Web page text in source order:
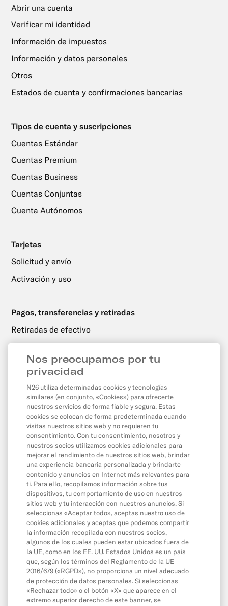
Abrir una cuenta
Verificar mi identidad
Información de impuestos
Información y datos personales
Otros
Estados de cuenta y confirmaciones bancarias
Tipos de cuenta y suscripciones
Cuentas Estándar
Cuentas Premium
Cuentas Business
Cuentas Conjuntas
Cuenta Autónomos
Tarjetas
Solicitud y envío
Activación y uso
Pagos, transferencias y retiradas
Retiradas de efectivo
Transferencias
Domiciliaciones y transferencias programadas
Pagos con tarjeta y por internet
Saldo y límites
App y herramientas
La app
Cash26
Contacta con N26
Wallet digitales
Invita a un amigo
MoneyBeam
Cuenta de Ahorro N26
N26 SIM
Descubierto y crédito
Ahorro e inversiones
Nos preocupamos por tu
privacidad
N26 utiliza determinadas cookies y tecnologías
similares (en conjunto, «Cookies») para ofrecerte
nuestros servicios de forma fiable y segura. Estas
cookies se colocan de forma predeterminada cuando
visitas nuestros sitios web y no requieren tu
consentimiento. Con tu consentimiento, nosotros y
nuestros socios utilizamos cookies adicionales para
mejorar el rendimiento de nuestros sitios web, brindar
una experiencia bancaria personalizada y brindarte
contenido y anuncios en Internet más relevantes para
ti. Para ello, recopilamos información sobre tus
dispositivos, tu comportamiento de uso en nuestros
sitios web y tu interacción con nuestros anuncios. Si
seleccionas «Aceptar todo», aceptas nuestro uso de
cookies adicionales y aceptas que podemos compartir
la información recopilada con nuestros socios,
algunos de los cuales pueden estar ubicados fuera de
la UE, como en los EE. UU. Estados Unidos es un país
que, según los términos del Reglamento de la UE
2016/679 («RGPD»), no proporciona un nivel adecuado
de protección de datos personales. Si seleccionas
«Rechazar todo» o el botón «X» que aparece en el
extremo superior derecho de este banner, se